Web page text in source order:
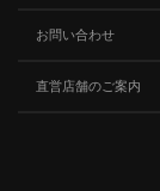
お問い合わせ
直営店舗のご案内